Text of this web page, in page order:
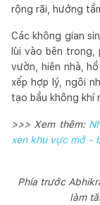
rộng rãi, hướng
Các không gian
lùi vào bên trong,
vườn, hiên nhà,
xếp hợp lý, ngôi
tạo bầu không khí
>>> Xem thêm:
xen khu vực mở -
Phía trước
làm